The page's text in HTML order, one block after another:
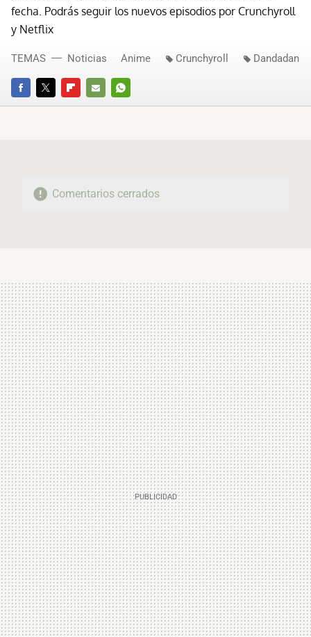
fecha. Podrás seguir los nuevos episodios por Crunchyroll
y Netflix
FACEBOOKTWITTERFLIPBOARD
E-
WHATSAPP
TEMAS Noticias Anime Crunchyroll Dandadan
Comentarios cerrados